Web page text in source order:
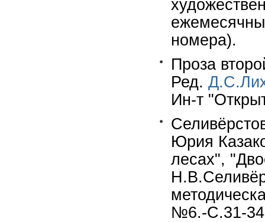
номера).
Проза
Ред.
Ин-т
Юрия
лесах",
№6.-С.31-